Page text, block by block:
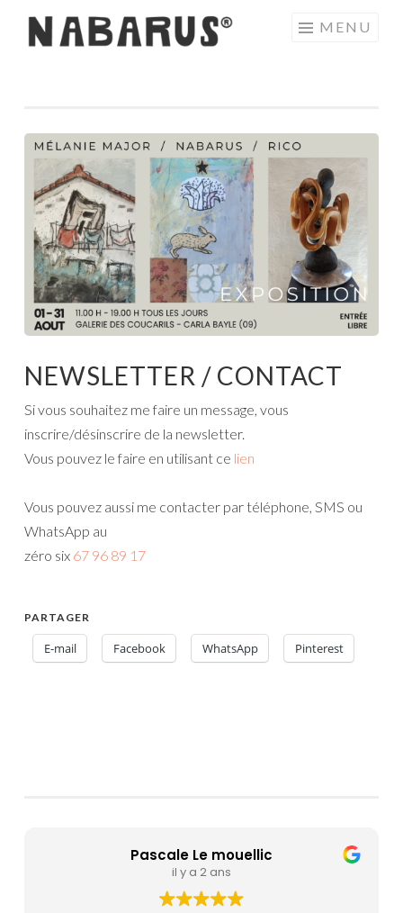
Aller
au
MENU
NEWSLETTER / CONTACT
Si vous souhaitez me faire un message, vous
inscrire/désinscrire de la newsletter.
Vous pouvez le faire en utilisant ce lien
Vous pouvez aussi me contacter par téléphone, SMS ou
WhatsApp au
zéro six 67 96 89 17
PARTAGER
E-mail Facebook WhatsApp Pinterest
Pascale Le mouellic
il y a 2 ans